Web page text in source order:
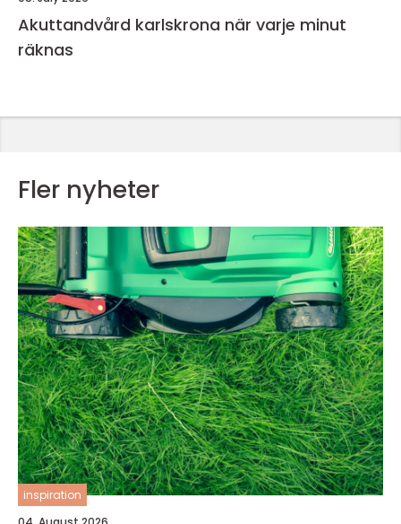
Akuttandvård karlskrona när varje minut
räknas
Fler nyheter
inspiration